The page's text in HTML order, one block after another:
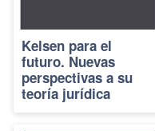
Kelsen para el
futuro. Nuevas
perspectivas a su
teoría jurídica